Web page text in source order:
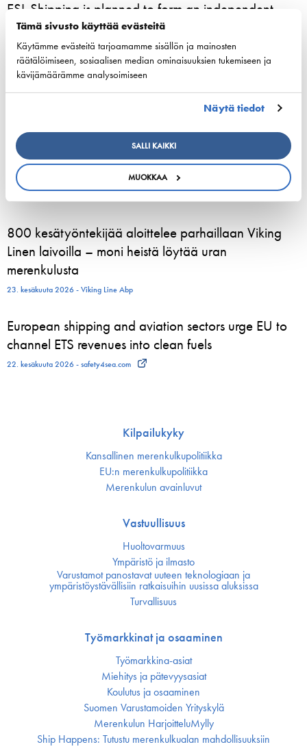
Tämä sivusto käyttää evästeitä
Käytämme evästeitä tarjoamamme sisällön ja mainosten
räätälöimiseen, sosiaalisen median ominaisuuksien tukemiseen ja
kävijämäärämme analysoimiseen
Näytä tiedot
SALLI KAIKKI
MUOKKAA
ESL Shipping is planned to form an independent,
listed company
3. elokuuta 2026 - ESL Shipping Ltd
Tallinkin Victoria I siirtyy uudelle laituripaikalle
Pohjoismaiset varustamoedustajat kokoontuvat
Helsinkiin vahvistamaan meriliikenteen resilienssiä
800 kesätyöntekijää aloittelee parhaillaan Viking
Linen laivoilla – moni heistä löytää uran
merenkulusta
23. kesäkuuta 2026 - Viking Line Abp
European shipping and aviation sectors urge EU to
channel ETS revenues into clean fuels
22. kesäkuuta 2026 - safety4sea.com
Kilpailukyky
Kansallinen merenkulku­politiikka
EU:n merenkulku­politiikka
Merenkulun avainluvut
Vastuullisuus
Huoltovarmuus
Ympäristö ja ilmasto
Varustamot panostavat uuteen teknologiaan ja
ympäristöystävällisiin ratkaisuihin uusissa aluksissa
Turvallisuus
Työmarkkinat ja osaaminen
Työmarkkina-asiat
Miehitys ja pätevyys­asiat
Koulutus ja osaaminen
Suomen Varustamoiden Yrityskylä
Merenkulun HarjoitteluMylly
Ship Happens: Tutustu merenkulkualan mahdollisuuksiin